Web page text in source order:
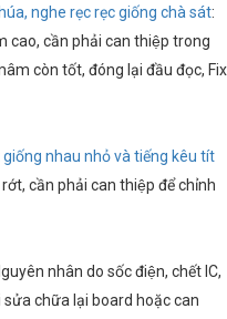
nghe rẹc rẹc giống chà sát:
cao, cần phải can thiệp trong
còn tốt, đóng lại đầu đọc, Fix
nhau nhỏ và tiếng kêu tít
cần phải can thiệp để chỉnh
nhân do sốc điện, chết IC,
chữa lại board hoặc can